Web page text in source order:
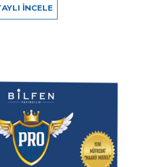
İNCELE